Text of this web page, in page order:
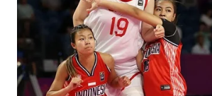
WN
DEPOK
WN
TAPANULI
UTARA